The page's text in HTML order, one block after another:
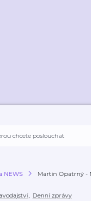
NEWS Martin Opatrný -
, Denní zprávy